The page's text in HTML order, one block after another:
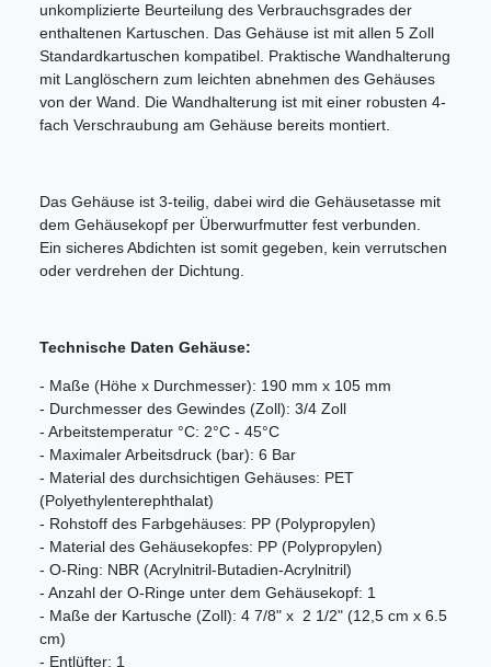
unkomplizierte Beurteilung des Verbrauchsgrades der
enthaltenen Kartuschen. Das Gehäuse ist mit allen 5 Zoll
Standardkartuschen kompatibel. Praktische Wandhalterung
mit Langlöschern zum leichten abnehmen des Gehäuses
von der Wand. Die Wandhalterung ist mit einer robusten 4-
fach Verschraubung am Gehäuse bereits montiert.
Das Gehäuse ist 3-teilig, dabei wird die Gehäusetasse mit
dem Gehäusekopf per Überwurfmutter fest verbunden.
Ein sicheres Abdichten ist somit gegeben, kein verrutschen
oder verdrehen der Dichtung.
Technische Daten Gehäuse:
- Maße (Höhe x Durchmesser): 190 mm x 105 mm
- Durchmesser des Gewindes (Zoll): 3/4 Zoll
- Arbeitstemperatur °C: 2°C - 45°C
- Maximaler Arbeitsdruck (bar): 6 Bar
- Material des durchsichtigen Gehäuses: PET
(Polyethylenterephthalat)
- Rohstoff des Farbgehäuses: PP (Polypropylen)
- Material des Gehäusekopfes: PP (Polypropylen)
- O-Ring: NBR (Acrylnitril-Butadien-Acrylnitril)
- Anzahl der O-Ringe unter dem Gehäusekopf: 1
- Maße der Kartusche (Zoll): 4 7/8" x 2 1/2" (12,5 cm x 6.5
cm)
- Entlüfter: 1